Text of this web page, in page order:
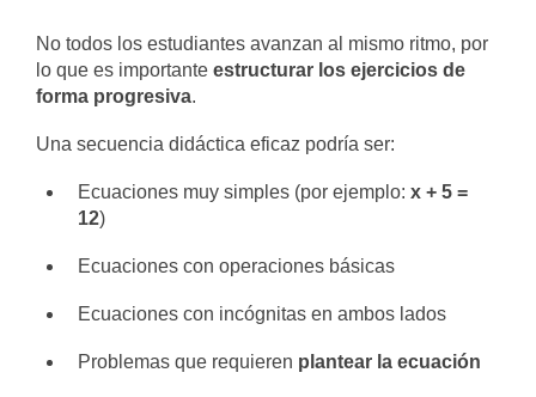
No todos los estudiantes avanzan al mismo ritmo, por
lo que es importante estructurar los ejercicios de
forma progresiva.
Una secuencia didáctica eficaz podría ser:
Ecuaciones muy simples (por ejemplo:x + 5 =
12)
Ecuaciones con operaciones básicas
Ecuaciones con incógnitas en ambos lados
Problemas que requieren plantear la ecuación